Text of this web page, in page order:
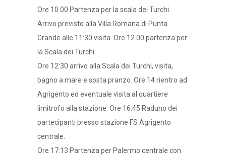
Ore 10.00 Partenza per la scala dei Turchi.
Arrivo previsto alla Villa Romana di Punta
Grande alle 11:30 visita. Ore 12.00 partenza per
la Scala dei Turchi.
Ore 12:30 arrivo alla Scala dei Turchi, visita,
bagno a mare e sosta pranzo. Ore 14 rientro ad
Agrigento ed eventuale visita al quartiere
limitrofo alla stazione. Ore 16:45 Raduno dei
partecipanti presso stazione FS Agrigento
centrale.
Ore 17:13 Partenza per Palermo centrale con